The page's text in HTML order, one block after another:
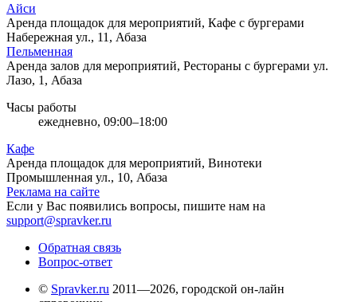
Айси
Аренда площадок для мероприятий, Кафе с бургерами
Набережная ул., 11, Абаза
Пельменная
Аренда залов для мероприятий, Рестораны с бургерами ул.
Лазо, 1, Абаза
Часы работы
ежедневно, 09:00–18:00
Кафе
Аренда площадок для мероприятий, Винотеки
Промышленная ул., 10, Абаза
Реклама на сайте
Если у Вас появились вопросы, пишите нам на
support@spravker.ru
Обратная связь
Вопрос-ответ
© Spravker.ru 2011—2026, городской он-лайн